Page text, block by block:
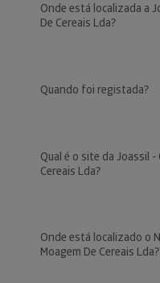
Onde está localizada a
De Cereais Lda?
Quando foi registada?
Qual é o site da Joassil -
Cereais Lda?
Onde está localizado o
Moagem De Cereais Lda?